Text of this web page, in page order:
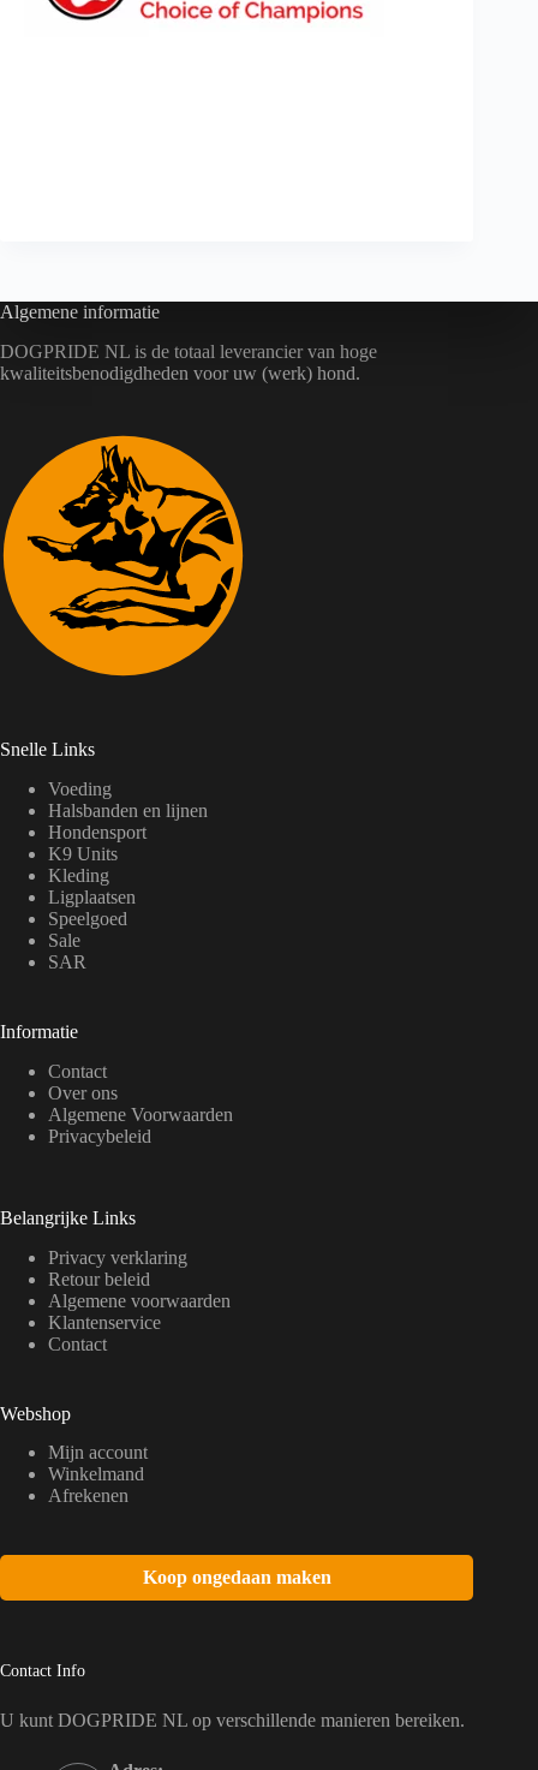
Algemene informatie
DOGPRIDE NL is de totaal leverancier van hoge
kwaliteitsbenodigdheden voor uw (werk) hond.
Snelle Links
Voeding
Halsbanden en lijnen
Hondensport
K9 Units
Kleding
Ligplaatsen
Speelgoed
Sale
SAR
Informatie
Contact
Over ons
Algemene Voorwaarden
Privacybeleid
Belangrijke Links
Privacy verklaring
Retour beleid
Algemene voorwaarden
Klantenservice
Contact
Webshop
Mijn account
Winkelmand
Afrekenen
Koop ongedaan maken
Contact Info
U kunt DOGPRIDE NL op verschillende manieren bereiken.